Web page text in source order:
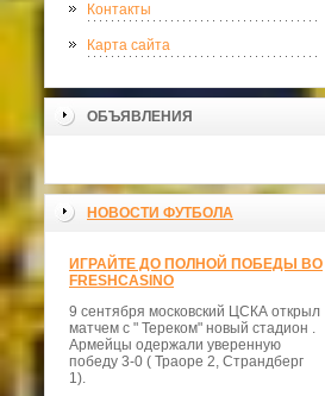
Контакты
Карта сайта
ОБЪЯВЛЕНИЯ
НОВОСТИ ФУТБОЛА
ИГРАЙТЕ ДО ПОЛНОЙ ПОБЕДЫ ВО
FRESHCASINO
9 сентября московский ЦСКА открыл
матчем с " Тереком" новый стадион .
Армейцы одержали уверенную
победу 3-0 ( Траоре 2, Страндберг
1).